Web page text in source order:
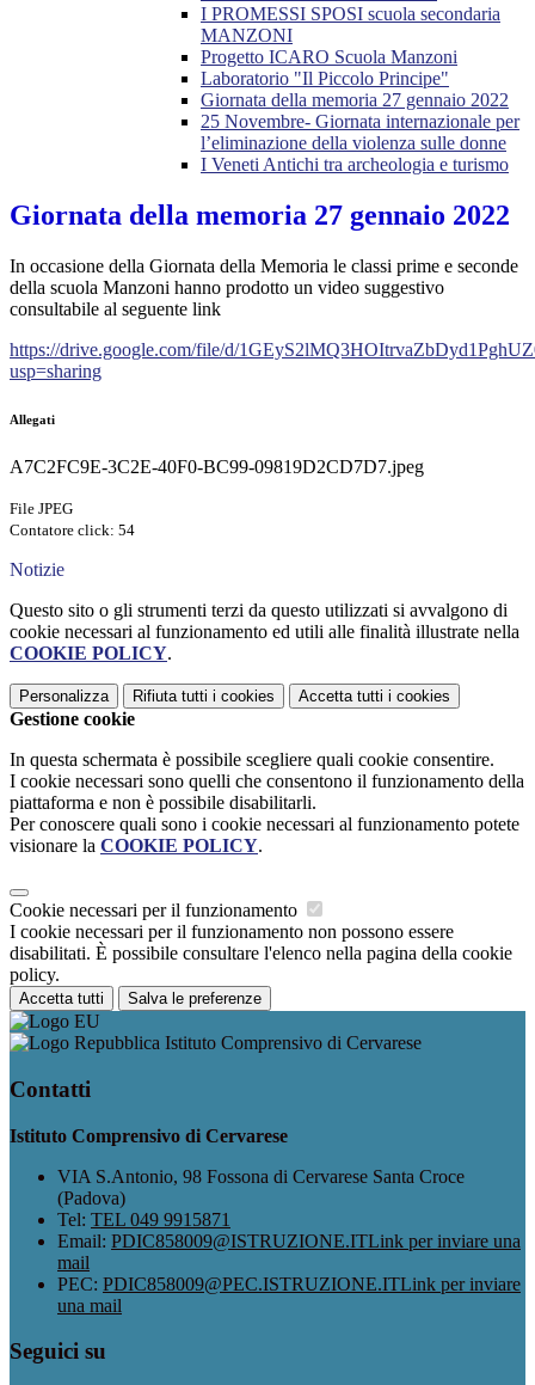
I PROMESSI SPOSI scuola secondaria
MANZONI
Progetto ICARO Scuola Manzoni
Laboratorio "Il Piccolo Principe"
Giornata della memoria 27 gennaio 2022
25 Novembre- Giornata internazionale per
l’eliminazione della violenza sulle donne
I Veneti Antichi tra archeologia e turismo
Giornata della memoria 27 gennaio 2022
In occasione della Giornata della Memoria le classi prime e seconde
della scuola Manzoni hanno prodotto un video suggestivo
consultabile al seguente link
https://drive.google.com/file/d/
usp=sharing
Allegati
A7C2FC9E-3C2E-40F0-BC99-09819D2CD7D7.jpeg
File JPEG
Contatore click: 54
Notizie
Questo sito o gli strumenti terzi da questo utilizzati si avvalgono di
cookie necessari al funzionamento ed utili alle finalità illustrate nella
COOKIE POLICY.
Personalizza Rifiuta tutti i cookies Accetta tutti i cookies
Gestione cookie
In questa schermata è possibile scegliere quali cookie consentire.
I cookie necessari sono quelli che consentono il funzionamento della
piattaforma e non è possibile disabilitarli.
Per conoscere quali sono i cookie necessari al funzionamento potete
visionare la COOKIE POLICY.
Cookie necessari per il funzionamento
I cookie necessari per il funzionamento non possono essere
disabilitati. È possibile consultare l'elenco nella pagina della cookie
policy.
Accetta tutti Salva le preferenze
Istituto Comprensivo di Cervarese
Contatti
Istituto Comprensivo di Cervarese
VIA S.Antonio, 98 Fossona di Cervarese Santa Croce
(Padova)
Tel: TEL 049 9915871
Email: PDIC858009@ISTRUZIONE.ITLink per inviare una
mail
PEC: PDIC858009@PEC.ISTRUZIONE.ITLink per inviare
una mail
Seguici su